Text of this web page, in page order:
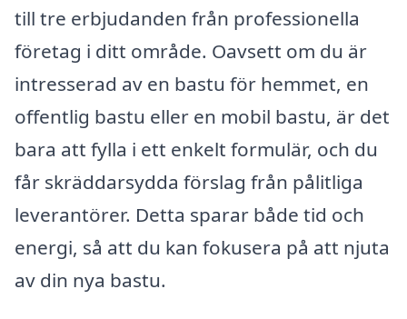
till tre erbjudanden från professionella
företag i ditt område. Oavsett om du är
intresserad av en bastu för hemmet, en
offentlig bastu eller en mobil bastu, är det
bara att fylla i ett enkelt formulär, och du
får skräddarsydda förslag från pålitliga
leverantörer. Detta sparar både tid och
energi, så att du kan fokusera på att njuta
av din nya bastu.